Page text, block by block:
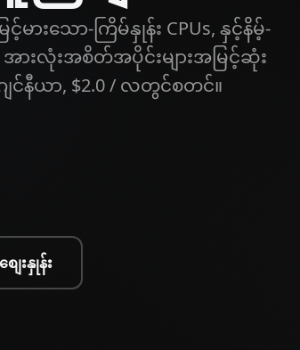
င့်မားသော-ကြိမ်နှုန်း CPUs, နှင့်နိမ့်-
အားလုံးအစိတ်အပိုင်းများအမြင့်ဆုံး
င်နီယာ, $2.0 / လတွင်စတင်။
ေးနှုန်း